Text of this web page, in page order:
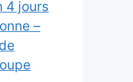
4 jours
–